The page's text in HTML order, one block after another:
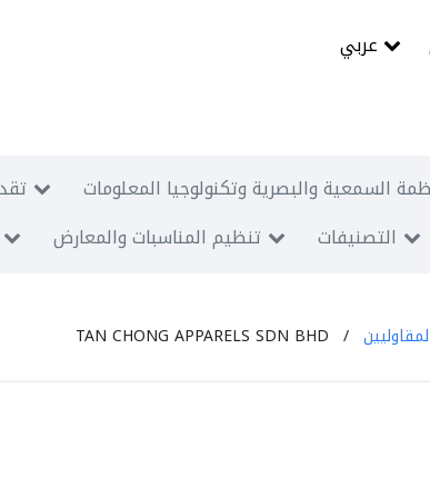
السمعية والبصرية وتكنولوجيا المعلومات
تنظيم المناسبات والمعارض التصنيفات
TAN CHONG APPARELS SDN BHD